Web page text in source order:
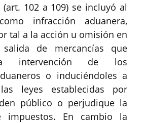
102 a 109) se incluyó al
infracción aduanera,
tal a la acción u omisión en
de mercancías que
intervención de los
o induciéndoles a
leyes establecidas por
público o perjudique la
impuestos. En cambio la